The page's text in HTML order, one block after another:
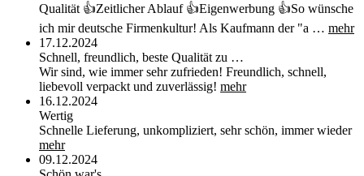
Qualität 👍Zeitlicher Ablauf 👍Eigenwerbung 👍So wünsche
ich mir deutsche Firmenkultur! Als Kaufmann der "a … mehr
17.12.2024
Schnell, freundlich, beste Qualität zu …
Wir sind, wie immer sehr zufrieden! Freundlich, schnell,
liebevoll verpackt und zuverlässig! mehr
16.12.2024
Wertig
Schnelle Lieferung, unkompliziert, sehr schön, immer wieder
mehr
09.12.2024